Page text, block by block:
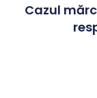
Cazul